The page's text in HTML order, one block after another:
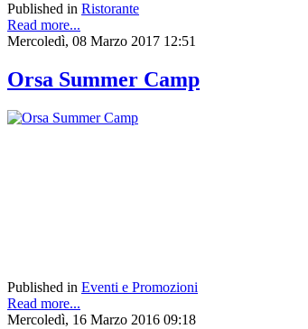
Published in Ristorante
Read more...
Mercoledì, 08 Marzo 2017 12:51
Orsa Summer Camp
Published in Eventi e Promozioni
Read more...
Mercoledì, 16 Marzo 2016 09:18